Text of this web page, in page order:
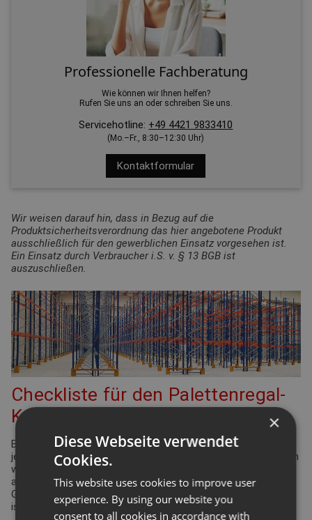
Professionelle Fachberatung
Wie können wir Ihnen helfen?
Rufen Sie uns an oder schreiben Sie uns.
Servicehotline: +49 4421 9833410
(Mo.–Fr., 8:30–12:30 Uhr)
Kontaktformular
Wir weisen darauf hin, dass in Bezug auf die
Produktsicherheitsverordnung das hier angebotene Produkt
ausschließlich für den gewerblichen Einsatz vorgesehen ist.
Ein Einsatz durch Verbraucher i.S. v. § 13 BGB ist
auszuschließen.
Checkliste für den Palettenregal-
Konfigurator
Bei der Planung Ihrer Regalanlage für Palettenregale gibt es
jede Menge Punkte zu überprüfen und einzuhalten. Viele davon
werden durch die Arbeitsstättenverordnung geregelt. Aber
auch Ergonomie und Effizienz spielen eine bedeutende Rolle.
Gleiches gilt für die Funktionsdefinition des Lagers: Wie hoch
ist der Warenumschlag? Wie groß ist die Produktvielfalt?
×
Diese Webseite verwendet
Cookies.
This website uses cookies to improve user
experience. By using our website you
consent to all cookies in accordance with